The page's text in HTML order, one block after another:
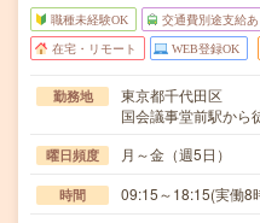
職種未経験OK 交通費別途支給あ
在宅・リモート WEB登録OK
勤務地
東京都千代田区
国会議事堂前駅から
曜日頻度 月～金（週5日）
時間 09:15～18:15(実働